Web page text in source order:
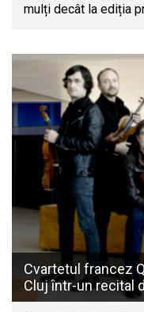
mulți decât la ediția
Cvartetul francez
Cluj într-un recital